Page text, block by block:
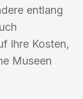
entlang
ihre Kosten,
Museen